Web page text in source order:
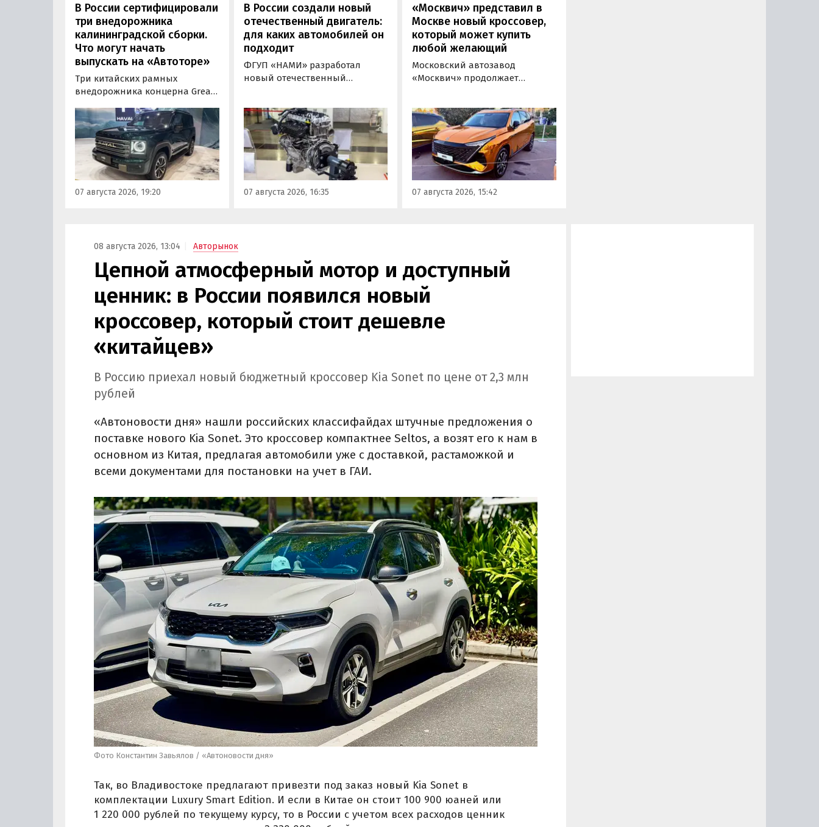
«Автоновости дня».
В России сертифицировали
три внедорожника
калининградской сборки.
Что могут начать
выпускать на «Автоторе»
Три китайских рамных
внедорожника концерна Great
калининградском заводе
«Автотор». Речь о Haval H9,
Tank 400 и Tank 500, которые
успешно прошли
сертификацию и получили
Одобрения типа
транспортного средства (ОТТС).
07 августа 2026, 19:20
В России создали новый
отечественный двигатель:
для каких автомобилей он
подходит
ФГУП «НАМИ» разработал
новый отечественный
получивший индекс 414320.
Корреспонденту
«Автоновостей дня» удалось
лично ознакомиться с
новинкой на выставке
«Иннопром» в Екатеринбурге.
07 августа 2026, 16:35
«Москвич» представил в
Москве новый кроссовер,
который может купить
любой желающий
Московский автозавод
«Москвич» продолжает
которые сейчас растет. На днях
на автомобильном фестивале
«ПроДвижение» на ВДНХ в
Москве в числе прочих
моделей «Москвича» был
представлен семиместный
кроссовер М90.
07 августа 2026, 15:42
08 августа 2026, 13:04 Авторынок
Цепной атмосферный мотор и доступный
ценник: в России появился новый
кроссовер, который стоит дешевле
«китайцев»
В Россию приехал новый бюджетный кроссовер Kia Sonet по цене от 2,3 млн
рублей
«Автоновости дня» нашли российских классифайдах штучные предложения о
поставке нового Kia Sonet. Это кроссовер компактнее Seltos, а возят его к нам в
основном из Китая, предлагая автомобили уже с доставкой, растаможкой и
всеми документами для постановки на учет в ГАИ.
Фото Константин Завьялов / «Автоновости дня»
Так, во Владивостоке предлагают привезти под заказ новый Kia Sonet в
комплектации Luxury Smart Edition. И если в Китае он стоит 100 900 юаней или
1 220 000 рублей по текущему курсу, то в России с учетом всех расходов ценник